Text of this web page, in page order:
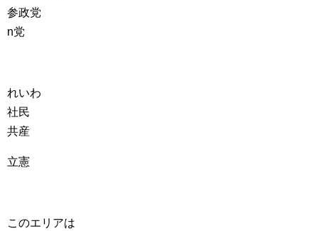
参政党
n党
れいわ
社民
共産
立憲
このエリアは